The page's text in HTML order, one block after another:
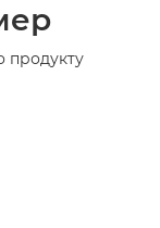
продукту